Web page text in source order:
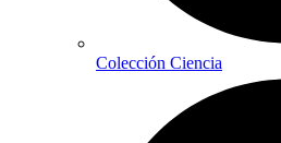
Colección Ciencia